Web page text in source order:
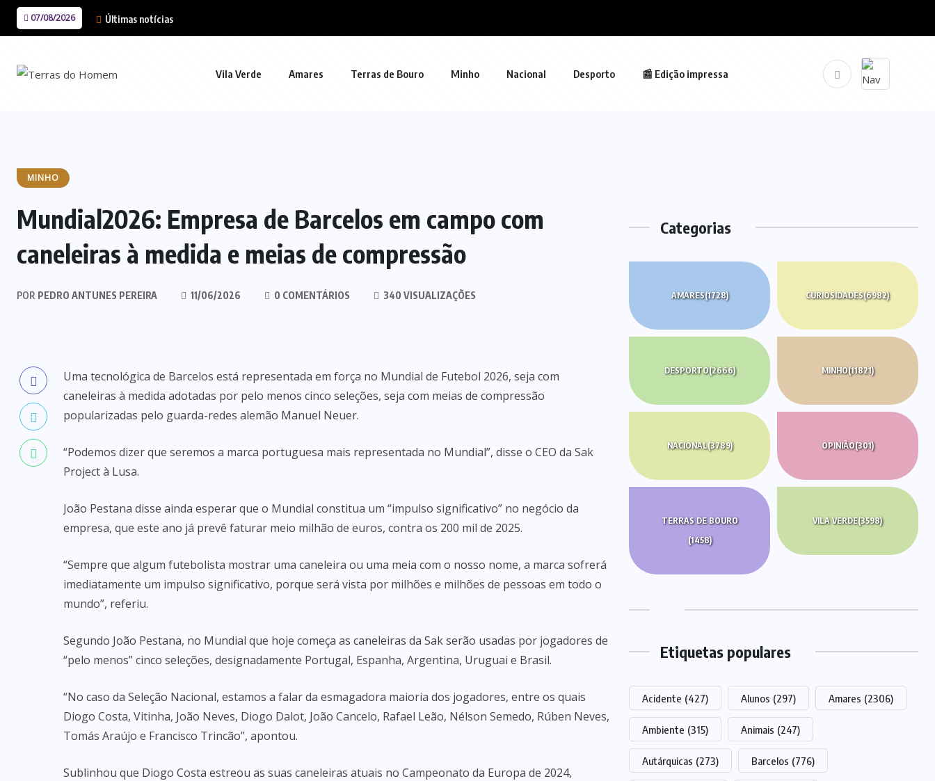
07/08/2026 Últimas notícias
Vila Verde Amares Terras de Bouro Minho Nacional Desporto 📰 Edição impressa
MINHO
Mundial2026: Empresa de Barcelos em campo com
caneleiras à medida e meias de compressão
POR PEDRO ANTUNES PEREIRA 11/06/2026 0 COMENTÁRIOS 340 VISUALIZAÇÕES
Uma tecnológica de Barcelos está representada em força no Mundial de Futebol 2026, seja com
caneleiras à medida adotadas por pelo menos cinco seleções, seja com meias de compressão
popularizadas pelo guarda-redes alemão Manuel Neuer.
“Podemos dizer que seremos a marca portuguesa mais representada no Mundial”, disse o CEO da Sak
Project à Lusa.
João Pestana disse ainda esperar que o Mundial constitua um “impulso significativo” no negócio da
empresa, que este ano já prevê faturar meio milhão de euros, contra os 200 mil de 2025.
“Sempre que algum futebolista mostrar uma caneleira ou uma meia com o nosso nome, a marca sofrerá
imediatamente um impulso significativo, porque será vista por milhões e milhões de pessoas em todo o
mundo”, referiu.
Segundo João Pestana, no Mundial que hoje começa as caneleiras da Sak serão usadas por jogadores de
“pelo menos” cinco seleções, designadamente Portugal, Espanha, Argentina, Uruguai e Brasil.
“No caso da Seleção Nacional, estamos a falar da esmagadora maioria dos jogadores, entre os quais
Diogo Costa, Vitinha, João Neves, Diogo Dalot, João Cancelo, Rafael Leão, Nélson Semedo, Rúben Neves,
Tomás Araújo e Francisco Trincão”, apontou.
Sublinhou que Diogo Costa estreou as suas caneleiras atuais no Campeonato da Europa de 2024,
Categorias
AMARES(1728) CURIOSIDADES(6982)
DESPORTO(2666) MINHO(11821)
NACIONAL(3789) OPINIÃO(301)
TERRAS DE BOURO
(1458)
VILA VERDE(3598)
Etiquetas populares
Acidente (427) Alunos (297) Amares (2306)
Ambiente (315) Animais (247)
Autárquicas (273) Barcelos (776)